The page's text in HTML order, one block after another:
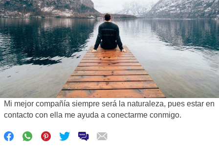
Mi mejor compañía siempre será la naturaleza, pues estar en
contacto con ella me ayuda a conectarme conmigo.